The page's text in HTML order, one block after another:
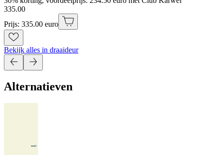
335.00
Prijs: 335.00 euro
Bekijk alles in draaideur
Alternatieven